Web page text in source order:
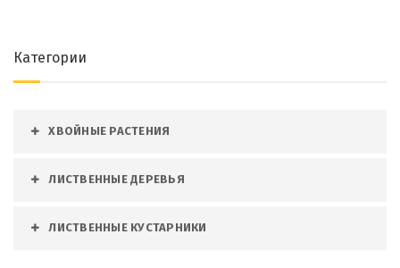
Категории
ХВОЙНЫЕ РАСТЕНИЯ
ЛИСТВЕННЫЕ ДЕРЕВЬЯ
ЛИСТВЕННЫЕ КУСТАРНИКИ